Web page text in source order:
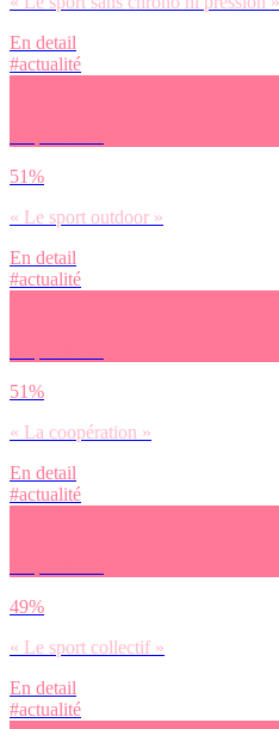
En detail
#actualité
51%
« Le sport outdoor »
En detail
#actualité
51%
« La coopération »
En detail
#actualité
49%
« Le sport collectif »
En detail
#actualité